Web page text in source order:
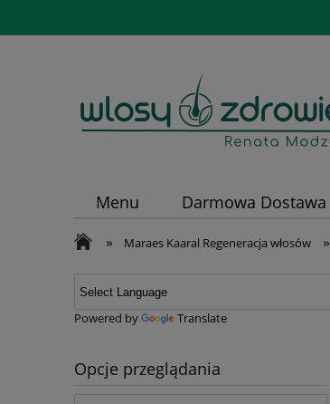
Menu Darmowa Dostawa
» Maraes Kaaral Regeneracja włosów »
Powered by Translate
Opcje przeglądania